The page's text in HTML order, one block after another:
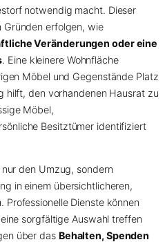
notwendig macht. Dieser
Gründen erfolgen, wie
Veränderungen oder eine
. Eine kleinere Wohnfläche
Möbel und Gegenstände Platz
hilft, den vorhandenen Hausrat zu
Möbel,
Besitztümer identifiziert
den Umzug, sondern
in einem übersichtlicheren,
Professionelle Dienste können
sorgfältige Auswahl treffen
über das Behalten, Spenden